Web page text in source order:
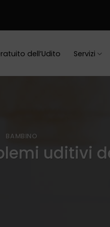
dell’Udito Servizi
BAMBINO
uditivi